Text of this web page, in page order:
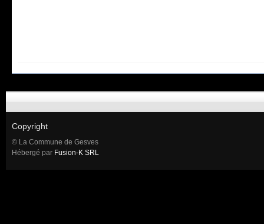
Copyright
© La Commune de Gesves
Hébergé par Fusion-K SRL